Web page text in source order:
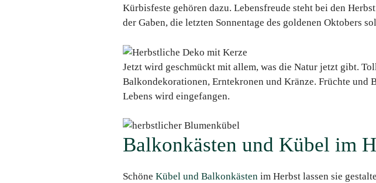
Kürbisfeste gehören dazu. Lebensfreude steht bei den
der Gaben, die letzten Sonnentage des goldenen Oktobers
Jetzt wird geschmückt mit allem, was die Natur jetzt gibt.
Balkondekorationen, Erntekronen und Kränze. Früchte und
Lebens wird eingefangen.
Balkonkästen und Kübel im
Schöne Kübel und Balkonkästenim Herbst lassen sie